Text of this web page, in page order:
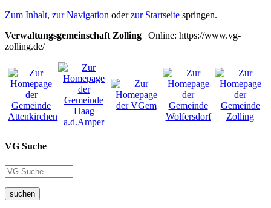
Zum Inhalt, zur Navigation oderzur Startseite springen.
Verwaltungsgemeinschaft Zolling | Online: https://www.vg-
zolling.de/
VG Suche
suchen